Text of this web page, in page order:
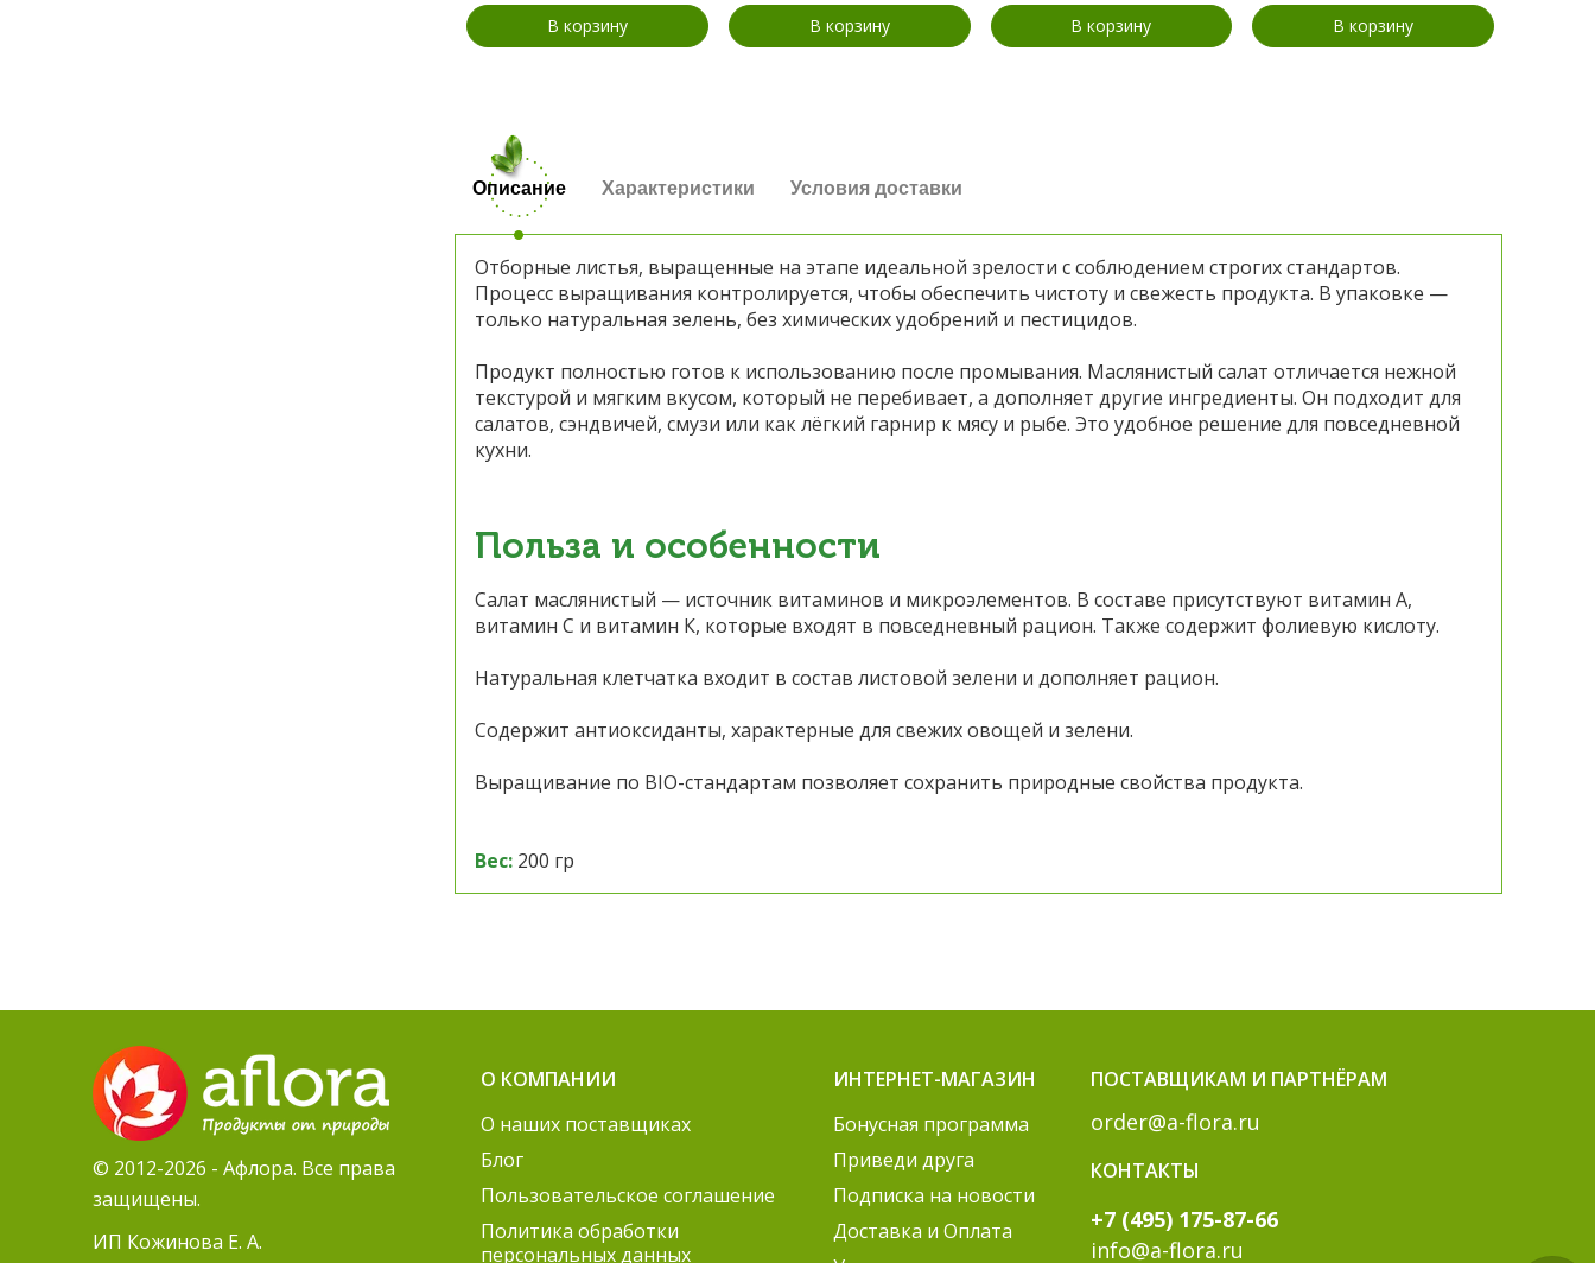
В корзину
В корзину
В корзину
В корзину
Описание
Отборные листья, выращенные на этапе идеальной зрелости с соблюдением строгих стандартов.
Процесс выращивания контролируется, чтобы обеспечить чистоту и свежесть продукта. В упаковке —
только натуральная зелень, без химических удобрений и пестицидов.
Продукт полностью готов к использованию после промывания. Маслянистый салат отличается нежной
текстурой и мягким вкусом, который не перебивает, а дополняет другие ингредиенты. Он подходит для
салатов, сэндвичей, смузи или как лёгкий гарнир к мясу и рыбе. Это удобное решение для повседневной
кухни.
Польза и особенности
Салат маслянистый — источник витаминов и микроэлементов. В составе присутствуют витамин А,
витамин С и витамин К, которые входят в повседневный рацион. Также содержит фолиевую кислоту.
Натуральная клетчатка входит в состав листовой зелени и дополняет рацион.
Содержит антиоксиданты, характерные для свежих овощей и зелени.
Выращивание по BIO-стандартам позволяет сохранить природные свойства продукта.
Вес: 200 гр
Характеристики Условия доставки
© 2012-2026 - Афлора. Все права
защищены.
ИП Кожинова Е. А.
О КОМПАНИИ
О наших поставщиках
Блог
Пользовательское соглашение
Политика обработки
персональных данных
ИНТЕРНЕТ-МАГАЗИН
Бонусная программа
Приведи друга
Подписка на новости
Доставка и Оплата
ПОСТАВЩИКАМ И ПАРТНЁРАМ
order@a-flora.ru
КОНТАКТЫ
+7 (495) 175-87-66
info@a-flora.ru